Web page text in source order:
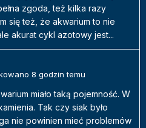
zgoda, też kilka razy
się też, że akwarium to nie
akurat cykl azotowy jest...
8 godzin temu
miało taką pojemność. W
Tak czy siak było
nie powinien mieć problemów